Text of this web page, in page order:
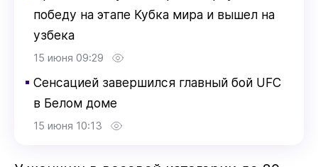
победу на этапе Кубка мира и вышел на
узбека
15 июня 09:29
▪ Сенсацией завершился главный бой UFC
в Белом доме
15 июня 10:13